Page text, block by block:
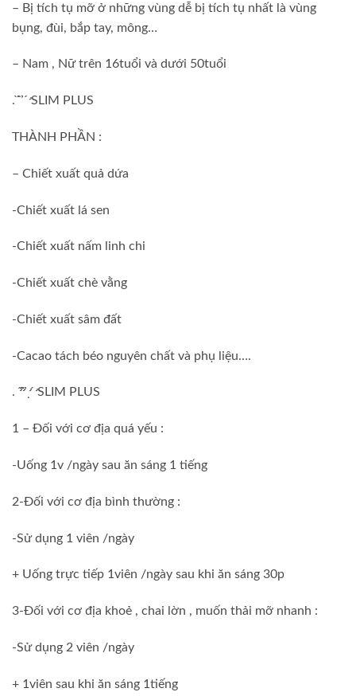
– Bị tích tụ mỡ ở những vùng dễ bị tích tụ nhất là vùng
bụng, đùi, bắp tay, mông…
– Nam , Nữ trên 16tuổi và dưới 50tuổi
. ̀ ̂̀ ̉ ̛́ SLIM PLUS
THÀNH PHẦN :
– Chiết xuất quả dứa
-Chiết xuất lá sen
-Chiết xuất nấm linh chi
-Chiết xuất chè vằng
-Chiết xuất sâm đất
-Cacao tách béo nguyên chất và phụ liệu….
. ̛ ̛́ ̂̃ ̛̉ ̣ ̛́ SLIM PLUS
1 – Đối với cơ địa quá yếu :
-Uống 1v /ngày sau ăn sáng 1 tiếng
2-Đối với cơ địa bình thường :
-Sử dụng 1 viên /ngày
+ Uống trực tiếp 1viên /ngày sau khi ăn sáng 30p
3-Đối với cơ địa khoẻ , chai lờn , muốn thải mỡ nhanh :
-Sử dụng 2 viên /ngày
+ 1viên sau khi ăn sáng 1tiếng